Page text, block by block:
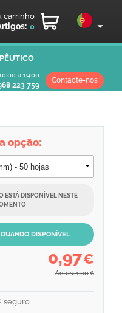
carrinho
0
a 19:00
223 759
Contacte-nos
opção:
ESTÁ DISPONÍVEL NESTE
DISPONÍVEL
0,97€
Antes: 1,00 €
seguro